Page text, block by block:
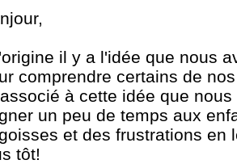
il y a l'idée que nous
comprendre certains de
à cette idée que
un peu de temps aux
et des frustrations en
tôt!